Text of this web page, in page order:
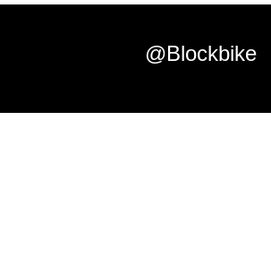
@Blockbike